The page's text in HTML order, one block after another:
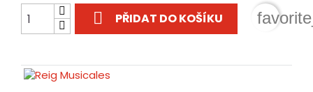
 PŘIDAT DO KOŠÍKU